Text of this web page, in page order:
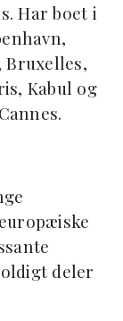
Har boet i
Bruxelles,
Kabul og
deler